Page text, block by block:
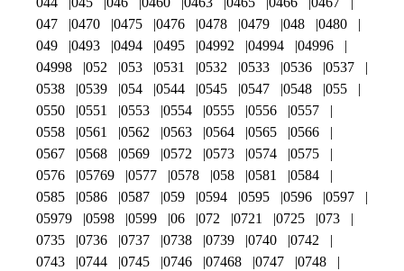
047
0470 0475 0476 0478 0479 048
0480
049
0493 0494 0495 04992 04994
04996
04998
052 053 0531 0532 0533 0536
0537
0538
0539 054 0544 0545 0547 0548
055
0550
0551 0553 0554 0555 0556
0557
0558
0561 0562 0563 0564 0565
0566
0567
0568 0569 0572 0573 0574
0575
0576
05769 0577 0578 058 0581
0584
0585
0586 0587 059 0594 0595 0596
0597
05979
0598 0599 06 072 0721 0725
073
0735
0736 0737 0738 0739 0740
0742
0743
0744 0745 0746 07468 0747
0748